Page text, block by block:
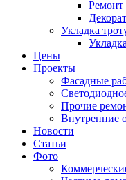
Ремонт
Укладка
Цены
Проекты
Фасадные
Прочие
Внутренние
Новости
Статьи
Фото